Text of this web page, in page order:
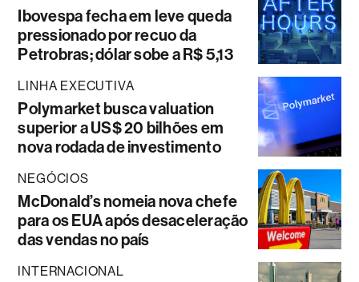
Ibovespa fecha em leve queda
pressionado por recuo da
Petrobras; dólar sobe a R$ 5,13
LINHA EXECUTIVA
Polymarket busca valuation
superior a US$ 20 bilhões em
nova rodada de investimento
NEGÓCIOS
McDonald’s nomeia nova chefe
para os EUA após desaceleração
das vendas no país
INTERNACIONAL